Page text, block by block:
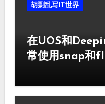
胡剽乱写IT世界
在UOS和
常使用snap和